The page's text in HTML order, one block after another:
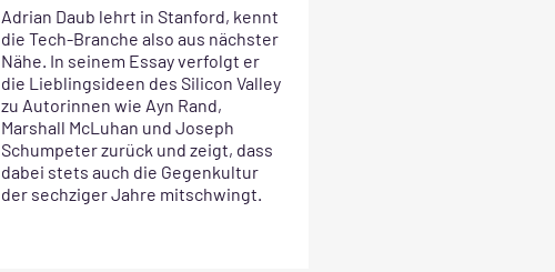
Adrian Daub lehrt in Stanford, kennt
die Tech-Branche also aus nächster
Nähe. In seinem Essay verfolgt er
die Lieblingsideen des Silicon Valley
zu Autorinnen wie Ayn Rand,
Marshall McLuhan und Joseph
Schumpeter zurück und zeigt, dass
dabei stets auch die Gegenkultur
der sechziger Jahre mitschwingt.